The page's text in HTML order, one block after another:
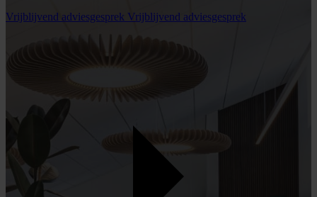
Vrijblijvend adviesgesprek Vrijblijvend adviesgesprek